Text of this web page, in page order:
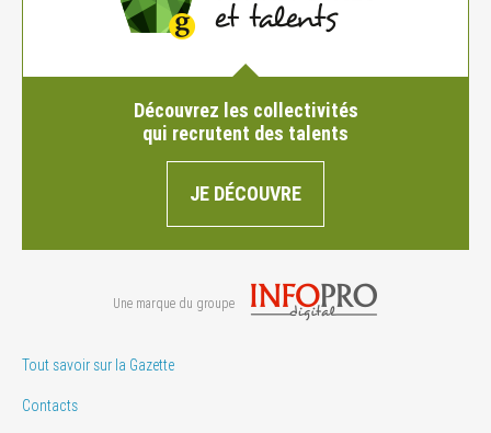
Découvrez les collectivités
qui recrutent des talents
JE DÉCOUVRE
Une marque du groupe
Tout savoir sur la Gazette
Contacts